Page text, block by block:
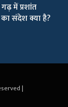
में प्रशांत
संदेश क्या है?
|